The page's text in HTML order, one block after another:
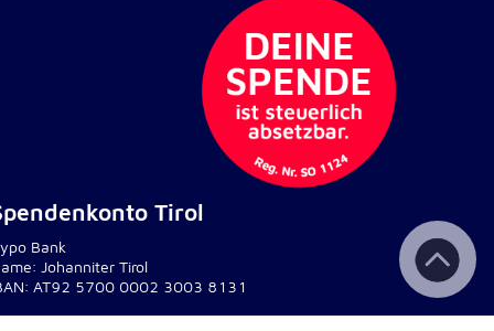
Tirol
Bank
Johanniter Tirol
AT92 5700 0002 3003 8131